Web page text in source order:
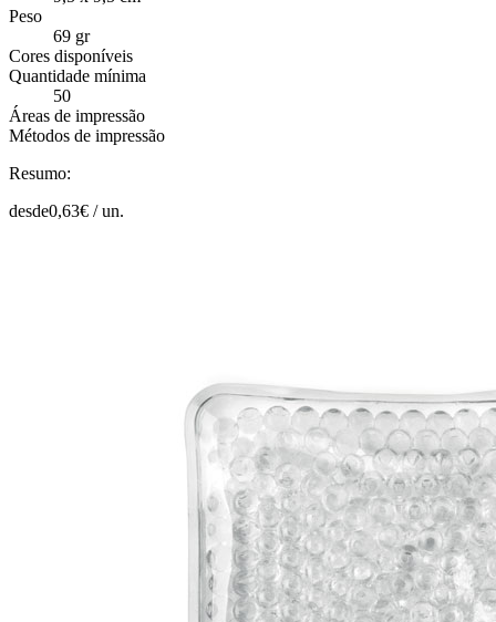
Peso
69 gr
Cores disponíveis
Quantidade mínima
50
Áreas de impressão
Métodos de impressão
Resumo:
desde0,63€ /un.